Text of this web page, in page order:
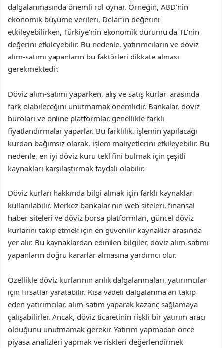
dalgalanmasında önemli rol oynar. Örneğin, ABD’nin
ekonomik büyüme verileri, Dolar’ın değerini
etkileyebilirken, Türkiye’nin ekonomik durumu da TL’nin
değerini etkileyebilir. Bu nedenle, yatırımcıların ve döviz
alım-satımı yapanların bu faktörleri dikkate alması
gerekmektedir.
Döviz alım-satımı yaparken, alış ve satış kurları arasında
fark olabileceğini unutmamak önemlidir. Bankalar, döviz
büroları ve online platformlar, genellikle farklı
fiyatlandırmalar yaparlar. Bu farklılık, işlemin yapılacağı
kurdan bağımsız olarak, işlem maliyetlerini etkileyebilir. Bu
nedenle, en iyi döviz kuru teklifini bulmak için çeşitli
kaynakları karşılaştırmak faydalı olabilir.
Döviz kurları hakkında bilgi almak için farklı kaynaklar
kullanılabilir. Merkez bankalarının web siteleri, finansal
haber siteleri ve döviz borsa platformları, güncel döviz
kurlarını takip etmek için en güvenilir kaynaklar arasında
yer alır. Bu kaynaklardan edinilen bilgiler, döviz alım-satımı
yapanların doğru kararlar almasına yardımcı olur.
Özellikle döviz kurlarının anlık dalgalanmaları, yatırımcılar
için fırsatlar yaratabilir. Kısa vadeli dalgalanmaları takip
eden yatırımcılar, alım-satım yaparak kazanç sağlamaya
çalışabilirler. Ancak, döviz ticaretinin riskli bir yatırım aracı
olduğunu unutmamak gerekir. Yatırım yapmadan önce
piyasa analizleri yapmak ve riskleri değerlendirmek